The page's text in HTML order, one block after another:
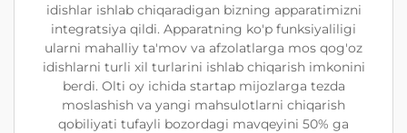
idishlar ishlab chiqaradigan bizning apparatimizni
integratsiya qildi. Apparatning ko'p funksiyaliligi
ularni mahalliy ta'mov va afzolatlarga mos qog'oz
idishlarni turli xil turlarini ishlab chiqarish imkonini
berdi. Olti oy ichida startap mijozlarga tezda
moslashish va yangi mahsulotlarni chiqarish
qobiliyati tufayli bozordagi mavqeyini 50% ga